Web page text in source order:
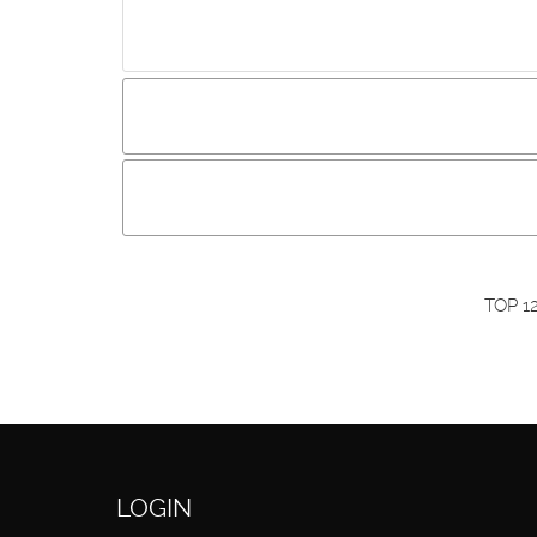
Incluir imagem :
Primeiro autentique-se...
TOP
LOGIN